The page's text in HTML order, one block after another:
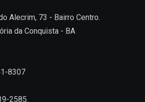
Alecrim, 73 - Bairro Centro.
da Conquista - BA
8307
2585.